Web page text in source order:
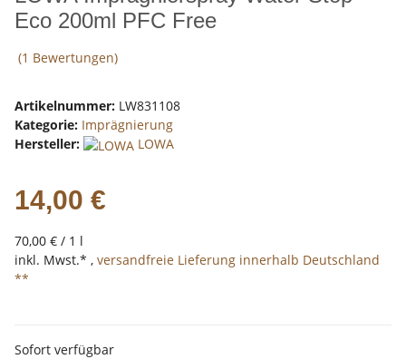
Eco 200ml PFC Free
(1 Bewertungen)
Artikelnummer: LW831108
Kategorie: Imprägnierung
Hersteller:
LOWA
14,00 €
70,00 € / 1 l
inkl. Mwst.* , versandfreie Lieferung innerhalb Deutschland
**
Sofort verfügbar